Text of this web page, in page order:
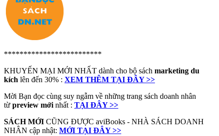
*************************
KHUYẾN MẠI MỚI NHẤT dành cho bộ sách marketing du
kích lên đến 30% : XEM THÊM TẠI ĐÂY >>
Mời Bạn đọc cùng suy ngẫm về những trang sách doanh nhân
từ preview mới nhất : TẠI ĐÂY >>
SÁCH MỚI CŨNG ĐƯỢC aviBooks - NHÀ SÁCH DOANH
NHÂN cập nhật: MỚI TẠI ĐÂY >>